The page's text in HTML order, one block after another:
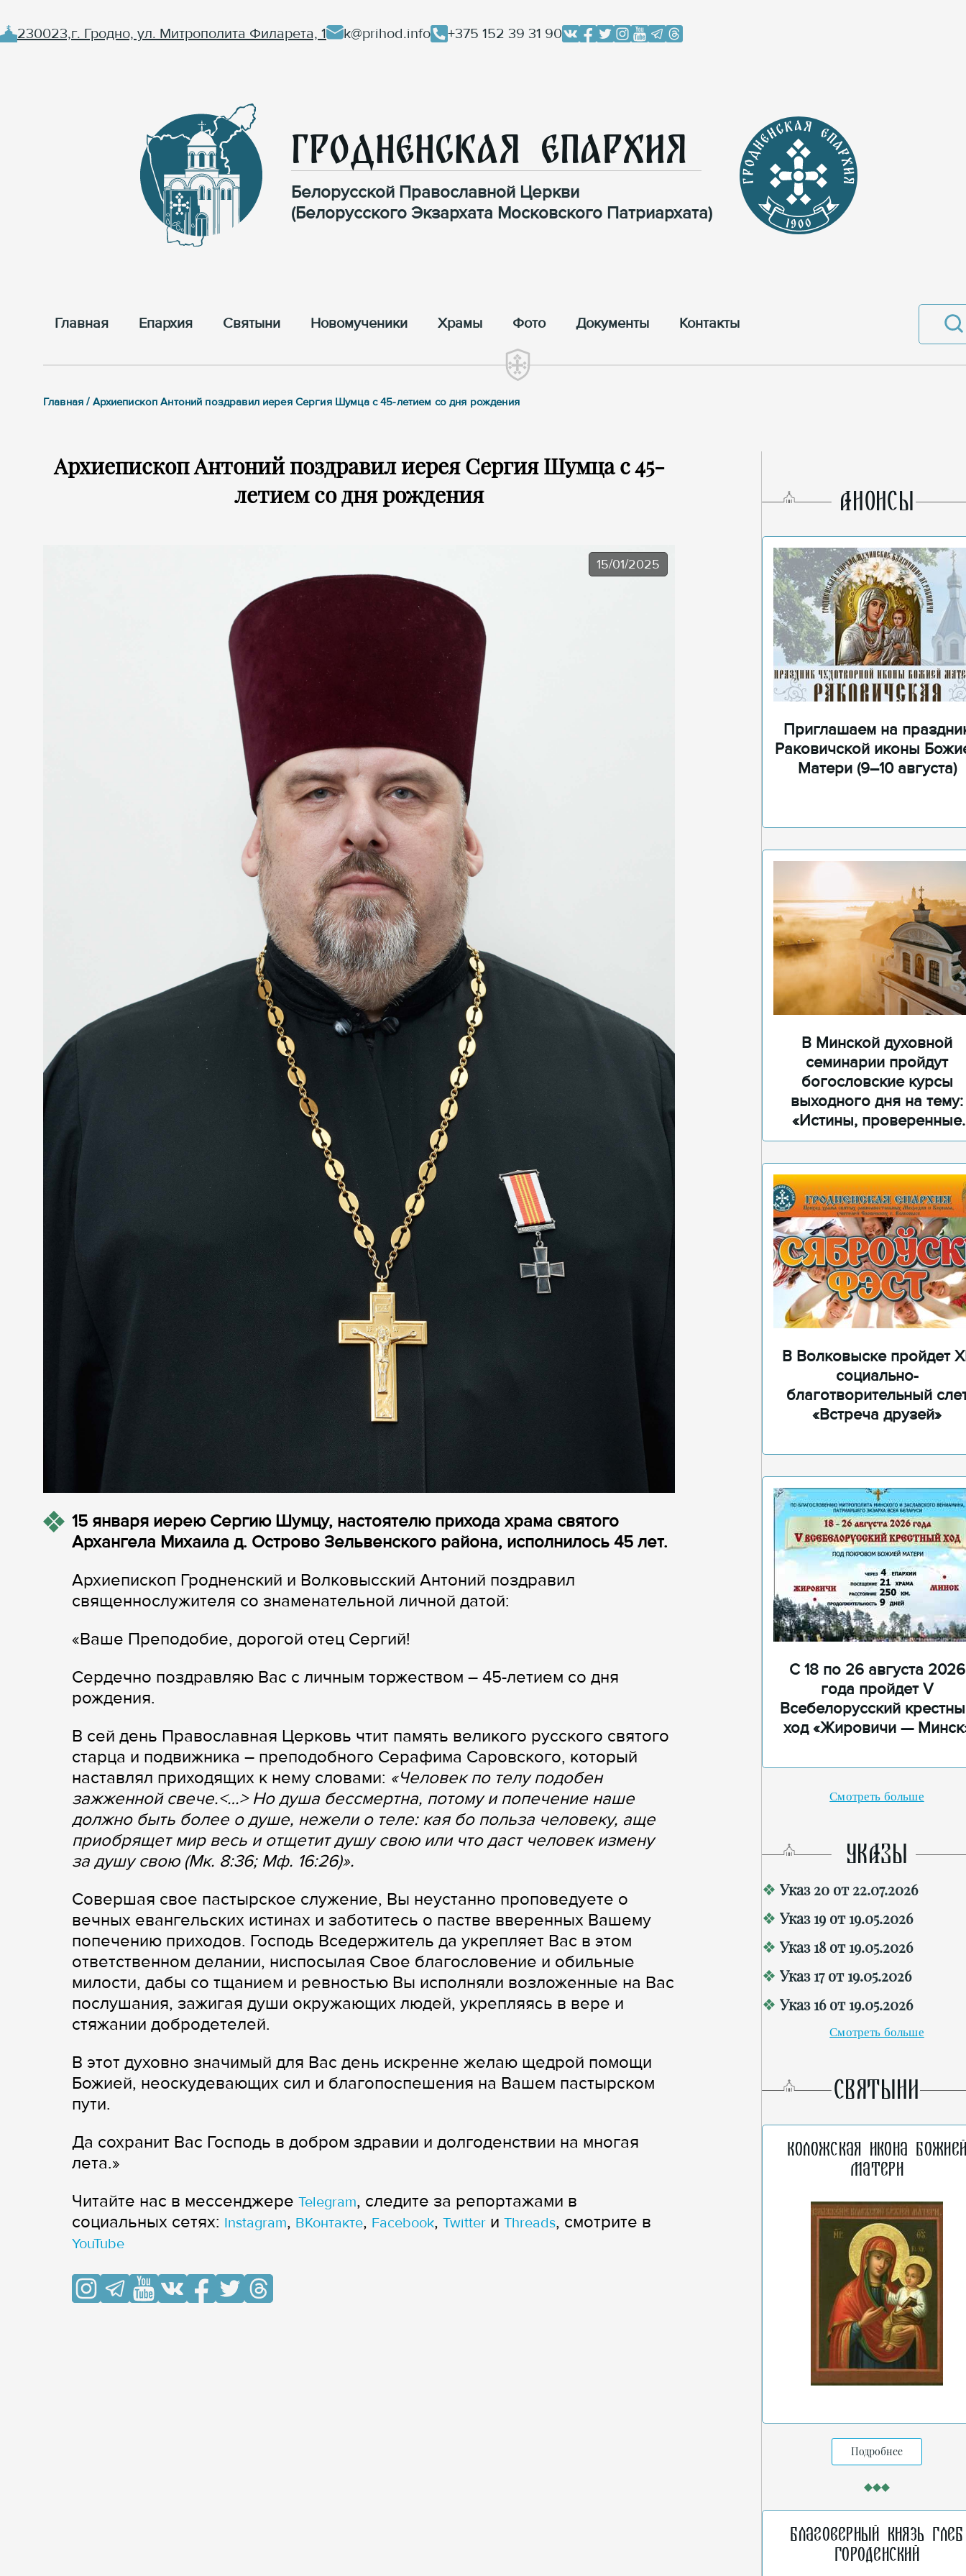
230023,г. Гродно, ул. Митрополита Филарета, 1 k@prihod.info +375 152 39 31 90
Гродненская Епархия
Белорусской Православной Церкви
(Белорусского Экзархата Московского Патриархата)
Главная Епархия Cвятыни Новомученики Храмы Фото Документы Контакты
Главная / Архиепископ Антоний поздравил иерея Сергия Шумца с 45-летием со дня рождения
Архиепископ Антоний поздравил иерея Сергия Шумца с 45-
летием со дня рождения
15/01/2025
15 января иерею Сергию Шумцу, настоятелю прихода храма святого
Архангела Михаила д. Острово Зельвенского района, исполнилось 45 лет.
Архиепископ Гродненский и Волковысский Антоний поздравил
священнослужителя со знаменательной личной датой:
«Ваше Преподобие, дорогой отец Сергий!
Сердечно поздравляю Вас с личным торжеством – 45-летием со дня
рождения.
В сей день Православная Церковь чтит память великого русского святого
старца и подвижника – преподобного Серафима Саровского, который
наставлял приходящих к нему словами: «Человек по телу подобен
зажженной свече.<…> Но душа бессмертна, потому и попечение наше
должно быть более о душе, нежели о теле: кая бо польза человeку, аще
приобрящет мир весь и отщетит душу свою или что даст человeк измeну
за душу свою (Мк. 8:36; Мф. 16:26)».
Совершая свое пастырское служение, Вы неустанно проповедуете о
вечных евангельских истинах и заботитесь о пастве вверенных Вашему
попечению приходов. Господь Вседержитель да укрепляет Вас в этом
ответственном делании, ниспосылая Свое благословение и обильные
милости, дабы со тщанием и ревностью Вы исполняли возложенные на Вас
послушания, зажигая души окружающих людей, укрепляясь в вере и
стяжании добродетелей.
В этот духовно значимый для Вас день искренне желаю щедрой помощи
Божией, неоскудевающих сил и благопоспешения на Вашем пастырском
пути.
Да сохранит Вас Господь в добром здравии и долгоденствии на многая
лета.»
Читайте нас в мессенджере Telegram, следите за репортажами в
cоциальных сетях: Instagram, ВКонтакте, Facebook, Twitter и Threads, смотрите в
YouTube
AНОНСЫ
Приглашаем на
Раковичской иконы
Матери (9–10 августа)
В Минской духовной
семинарии пройдут
богословские курсы
выходного дня на тему:
«Истины, проверенные
временем»
В Волковыске пройдет
социально-
благотворительный
«Встреча друзей»
С 18 по 26 августа 2026
года пройдет V
Всебелорусский
ход «Жировичи —
Смотреть больше
УКАЗЫ
Указ 20 от 22.07.2026
Указ 19 от 19.05.2026
Указ 18 от 19.05.2026
Указ 17 от 19.05.2026
Указ 16 от 19.05.2026
Смотреть больше
СВЯТЫНИ
Коложская икона
Матери
Подробнее
Благоверный князь Глеб
Городенский